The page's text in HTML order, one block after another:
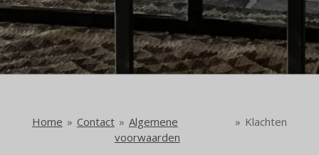
Home » Contact » Algemene
voorwaarden
» Klachten